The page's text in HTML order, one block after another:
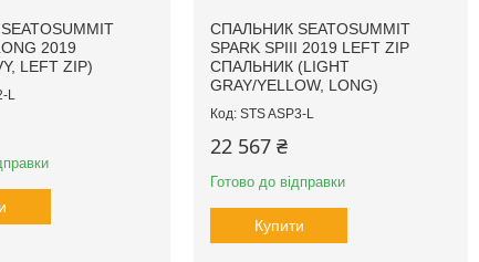
2019
LEFT ZIP)
L
СПАЛЬНИК SEATOSUMMIT
SPARK SPIII 2019 LEFT ZIP
СПАЛЬНИК (LIGHT
GRAY/YELLOW, LONG)
STS ASP3-L
22 567 ₴
Готово до відправки
Купити